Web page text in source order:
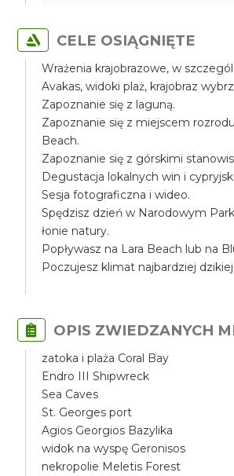
CELE OSIĄGNIĘTE
Wrażenia krajobrazowe, w
Avakas, widoki plaż, krajobraz
Zapoznanie się z laguną.
Zapoznanie się z miejscem rozrodu
Beach.
Zapoznanie się z górskimi
Degustacja lokalnych win i
Sesja fotograficzna i wideo.
Spędzisz dzień w Narodowym
łonie natury.
Popływasz na Lara Beach lub na
Poczujesz klimat najbardziej
OPIS ZWIEDZANYCH
zatoka i plaża Coral Bay
Endro III Shipwreck
Sea Caves
St. Georges port
Agios Georgios Bazylika
widok na wyspę Geronisos
nekropolie Meletis Forest